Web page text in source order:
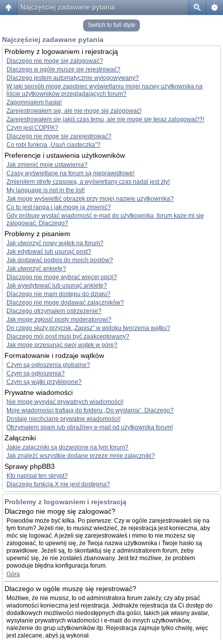
Najczęściej zadawane pytania
Switch to full style
Najczęściej zadawane pytania
Problemy z logowaniem i rejestracją
Dlaczego nie mogę się zalogować?
Dlaczego w ogóle muszę się rejestrować?
Dlaczego jestem automatycznie wylogowywany?
W jaki sposób mogę zapobiec wyświetlaniu mojej nazwy użytkownika na
liście użytkowników przeglądających forum?
Zapomniałem hasła!
Zarejestrowałem się, ale nie mogę się zalogować!
Zarejestrowałem się jakiś czas temu, ale nie mogę się teraz zalogować!?!
Czym jest COPPA?
Dlaczego nie mogę się zarejestrować?
Co robi funkcja „Usuń ciasteczka”?
Preferencje i ustawienia użytkowników
Jak zmienić moje ustawienia?
Czasy wyświetlane na forum są nieprawidłowe!
Zmieniłem strefę czasową, a wyświetlany czas nadal jest zły!
My language is not in the list!
Jak mogę wyświetlić obrazek przy mojej nazwie użytkownika?
Co to jest ranga i jak mogę ją zmienić?
Gdy próbuję wysłać wiadomość e-mail do użytkownika, forum każe mi się
zalogować. Dlaczego?
Problemy z pisaniem
Jak utworzyć nowy wątek na forum?
Jak edytować lub usunąć post?
Jak dodawać podpis do moich postów?
Jak utworzyć ankietę?
Dlaczego nie mogę wybrać więcej opcji?
Jak wyedytować lub usunąć ankietę?
Dlaczego nie mam dostępu do działu?
Dlaczego nie mogę dodawać załączników?
Dlaczego otrzymałem ostrzeżenie?
Jak mogę zgłosić posty moderatorowi?
Do czego służy przycisk „Zapisz” w widoku tworzenia wątku?
Dlaczego mój post musi być zaakceptowany?
Jak mogę przesunąć swój wątek w górę?
Formatowanie i rodzaje wątków
Czym są ogłoszenia globalne?
Czym są ogłoszenia?
Czym są wątki przyklejone?
Prywatne wiadomości
Nie mogę wysyłać prywatnych wiadomości!
Moje wiadomości trafiają do folderu „Do wysłania”. Dlaczego?
Dostaję niechciane prywatne wiadomości!
Otrzymałem spam lub obraźliwy e-mail od użytkownika forum!
Załączniki
Jakie załączniki są dozwolone na tym forum?
Jak znaleźć wszystkie dodane przeze mnie załączniki?
Sprawy phpBB3
Kto napisał ten skrypt?
Dlaczego funkcja X nie jest dostępna?
Problemy z logowaniem i rejestracją
Dlaczego nie mogę się zalogować?
Powodów może być kilka. Po pierwsze: Czy w ogóle zarejestrowałeś się na
tym forum? Jeżeli nie, to musisz wiedzieć, że rejestracja jest konieczna, aby
móc się logować. A jeżeli się zarejestrowałeś i mimo to nie możesz się
zalogować, to upewnij się, że Twoja nazwa użytkownika i Twoje hasło są
prawidłowe. Jeżeli są, to skontaktuj się z administratorem forum, żeby
upewnić się, że nie zostałeś zbanowany. Jest też możliwe, że problem
powoduje błędna konfiguracja forum.
Góra
Dlaczego w ogóle muszę się rejestrować?
Możliwe, że nie musisz, to od administratora forum zależy, czy aby pisać
wiadomości konieczna jest rejestracja. Jednakże rejestracja da Ci dostęp do
dodatkowych możliwości niedostępnych dla gości, takich jak własny avatar,
wysyłanie prywatnych wiadomości i e-maili do innych użytkowników,
należenie do grup użytkowników itp. Rejestracja zajmuje tylko chwilę, więc
jest zalecane, abyś ją wykonał.